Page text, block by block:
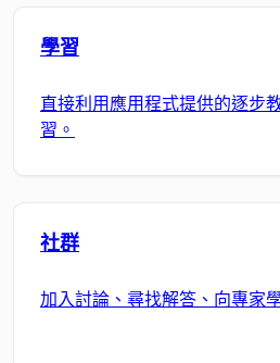
學習
直接利用應用程式提供的逐步
習。
社群
加入討論、尋找解答、向專家